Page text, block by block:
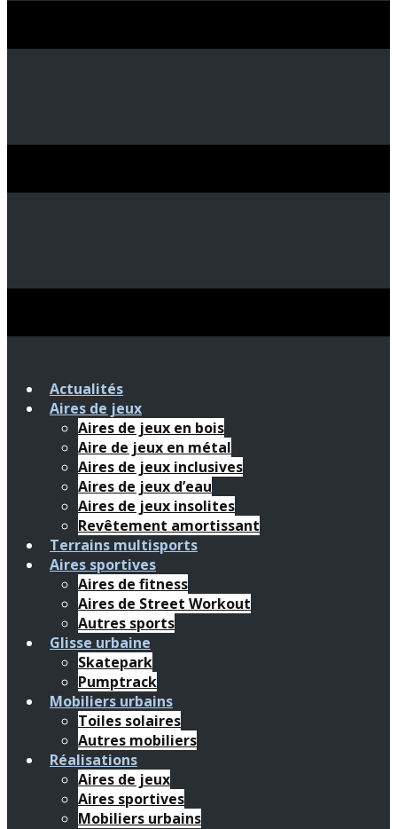
Actualités
Aires de jeux
Aires de jeux en bois
Aire de jeux en métal
Aires de jeux inclusives
Aires de jeux d’eau
Aires de jeux insolites
Revêtement amortissant
Terrains multisports
Aires sportives
Aires de fitness
Aires de Street Workout
Autres sports
Glisse urbaine
Skatepark
Pumptrack
Mobiliers urbains
Toiles solaires
Autres mobiliers
Réalisations
Aires de jeux
Aires sportives
Mobiliers urbains